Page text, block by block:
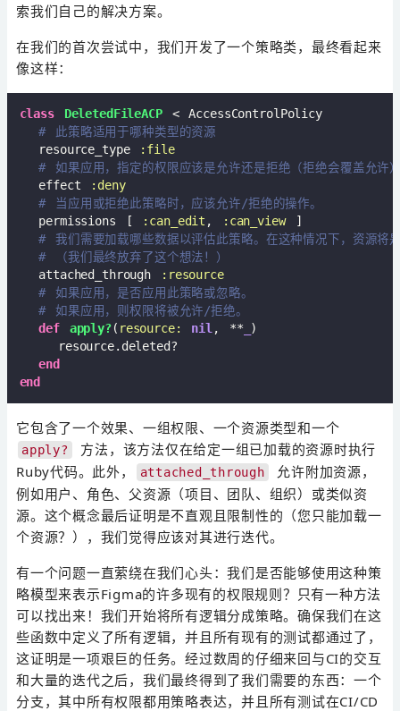
索我们自己的解决方案。
在我们的首次尝试中，我们开发了一个策略类，最终看起来
像这样：
class DeletedFileACP < AccessControlPolicy
# 此策略适用于哪种类型的资源
  resource_type
:file
# 如果应用，指定的权限应该是允许还是拒绝（拒绝会覆盖允许
  effect
:deny
# 当应用或拒绝此策略时，应该允许/拒绝的操作。
  permissions [
:can_edit , :can_view ]
# 我们需要加载哪些数据以评估此策略。在这种情况下，资源将
# （我们最终放弃了这个想法！）
  attached_through
:resource
# 如果应用，是否应用此策略或忽略。
# 如果应用，则权限将被允许/拒绝。
def
apply?( resource: nil, **
)
    resource.deleted?
end
end
它包含了一个效果、一组权限、一个资源类型和一个
apply?
方法，该方法仅在给定一组已加载的资源时执行
Ruby代码。此外，
attached_through
允许附加资源，
例如用户、角色、父资源（项目、团队、组织）或类似资
源。这个概念最后证明是不直观且限制性的（您只能加载一
个资源？），我们觉得应该对其进行迭代。
有一个问题一直萦绕在我们心头：我们是否能够使用这种策
略模型来表示Figma的许多现有的权限规则？只有一种方法
可以找出来！我们开始将所有逻辑分成策略。确保我们在这
些函数中定义了所有逻辑，并且所有现有的测试都通过了，
这证明是一项艰巨的任务。经过数周的仔细来回与CI的交互
和大量的迭代之后，我们最终得到了我们需要的东西：一个
分支，其中所有权限都用策略表达，并且所有测试在CI/CD